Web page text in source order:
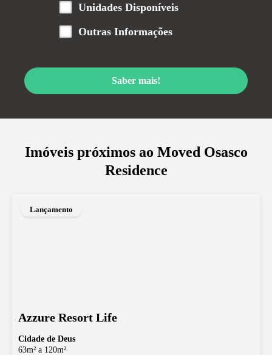
Unidades Disponíveis
Outras Informações
Saber mais!
Imóveis próximos ao Moved Osasco
Residence
Lançamento
Azzure Resort Life
Cidade de Deus
63m² a 120m²